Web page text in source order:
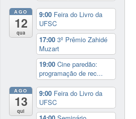
AGO
12
qua
9:00 Feira do Livro da
UFSC
17:003º Prêmio Zahidé
Muzart
19:00Cine paredão:
programação de rec...
AGO
13
qui
9:00 Feira do Livro da
UFSC